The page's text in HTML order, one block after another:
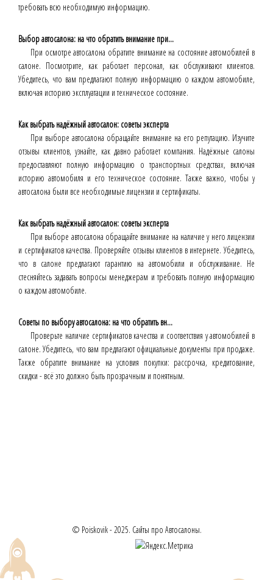
требовать всю необходимую информацию.
Выбор автосалона: на что обратить внимание при...
При осмотре автосалона обратите внимание на состояние автомобилей в
салоне. Посмотрите, как работает персонал, как обслуживают клиентов.
Убедитесь, что вам предлагают полную информацию о каждом автомобиле,
включая историю эксплуатации и техническое состояние.
Как выбрать надёжный автосалон: советы эксперта
При выборе автосалона обращайте внимание на его репутацию. Изучите
отзывы клиентов, узнайте, как давно работает компания. Надёжные салоны
предоставляют полную информацию о транспортных средствах, включая
историю автомобиля и его техническое состояние. Также важно, чтобы у
автосалона были все необходимые лицензии и сертификаты.
Как выбрать надёжный автосалон: советы эксперта
При выборе автосалона обращайте внимание на наличие у него лицензии
и сертификатов качества. Проверяйте отзывы клиентов в интернете. Убедитесь,
что в салоне предлагают гарантию на автомобили и обслуживание. Не
стесняйтесь задавать вопросы менеджерам и требовать полную информацию
о каждом автомобиле.
Советы по выбору автосалона: на что обратить вн...
Проверьте наличие сертификатов качества и соответствия у автомобилей в
салоне. Убедитесь, что вам предлагают официальные документы при продаже.
Также обратите внимание на условия покупки: рассрочка, кредитование,
скидки - всё это должно быть прозрачным и понятным.
© Poiskovik - 2025. Сайты про Автосалоны.